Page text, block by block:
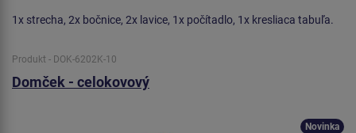
1x strecha, 2x bočnice, 2x lavice, 1x počítadlo, 1x kresliaca tabuľa.
Produkt - DOK-6202K-10
Domček - celokovový
Novinka